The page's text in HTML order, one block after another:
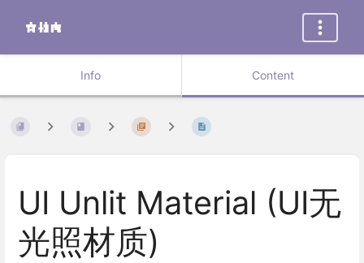
Info Content
UI Unlit Material (UI无
光照材质)